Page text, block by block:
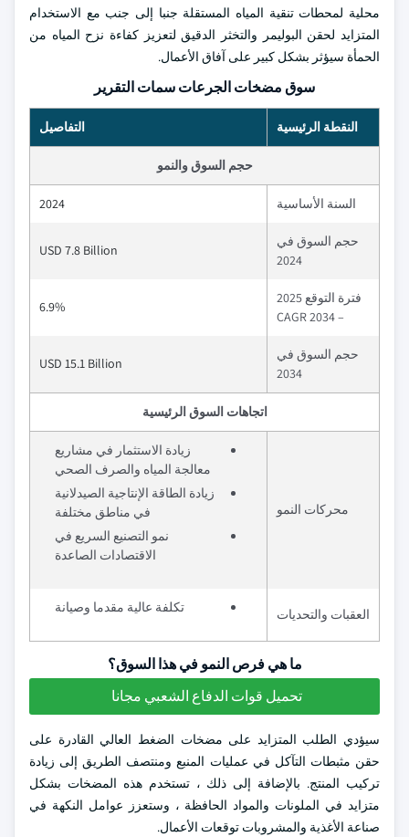
محلية لمحطات تنقية المياه المستقلة جنبا إلى جنب مع الاستخدام
المتزايد لحقن البوليمر والتخثر الدقيق لتعزيز كفاءة نزح المياه من
الحمأة سيؤثر بشكل كبير على آفاق الأعمال.
سوق مضخات الجرعات سمات التقرير
النقطة الرئيسية التفاصيل
حجم السوق والنمو
السنة الأساسية 2024
حجم السوق في
2024
USD 7.8 Billion
فترة التوقع 2025
– 2034 CAGR
6.9%
حجم السوق في
2034
USD 15.1 Billion
اتجاهات السوق الرئيسية
محركات النمو
زيادة الاستثمار في مشاريع
معالجة المياه والصرف الصحي
زيادة الطاقة الإنتاجية الصيدلانية
في مناطق مختلفة
نمو التصنيع السريع في
الاقتصادات الصاعدة
العقبات والتحديات تكلفة عالية مقدما وصيانة
ما هي فرص النمو في هذا السوق؟
تحميل قوات الدفاع الشعبي مجانا
سيؤدي الطلب المتزايد على مضخات الضغط العالي القادرة على
حقن مثبطات التآكل في عمليات المنبع ومنتصف الطريق إلى زيادة
تركيب المنتج. بالإضافة إلى ذلك ، تستخدم هذه المضخات بشكل
متزايد في الملونات والمواد الحافظة ، وستعزز عوامل النكهة في
صناعة الأغذية والمشروبات توقعات الأعمال.